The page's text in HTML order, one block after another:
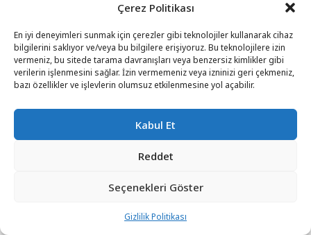
Çerez Politikası
En iyi deneyimleri sunmak için çerezler gibi teknolojiler kullanarak cihaz
bilgilerini saklıyor ve/veya bu bilgilere erişiyoruz. Bu teknolojilere izin
vermeniz, bu sitede tarama davranışları veya benzersiz kimlikler gibi
verilerin işlenmesini sağlar. İzin vermemeniz veya izninizi geri çekmeniz,
bazı özellikler ve işlevlerin olumsuz etkilenmesine yol açabilir.
Kabul Et
Reddet
Seçenekleri Göster
Gizlilik Politikası